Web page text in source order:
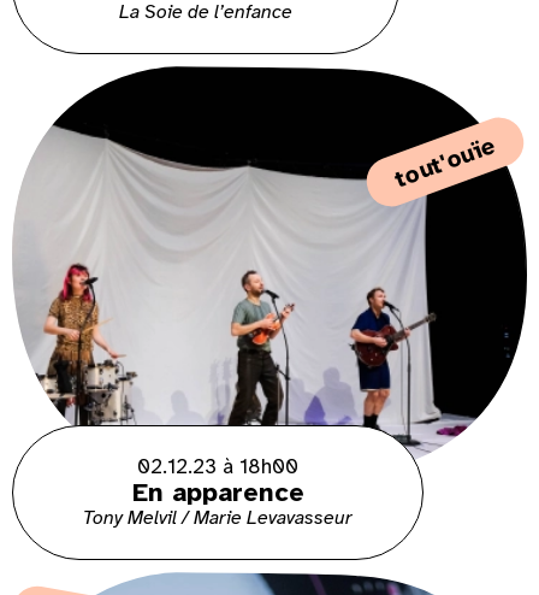
La Soie de l’enfance
tout'ouïe
02.12.23 à 18h00
En apparence
Tony Melvil / Marie Levavasseur